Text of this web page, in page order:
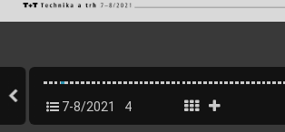
7-8/2021 4